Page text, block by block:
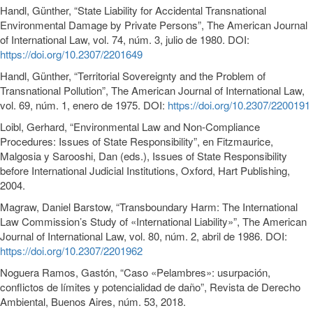
Handl, Günther, “State Liability for Accidental Transnational
Environmental Damage by Private Persons”, The American Journal
of International Law, vol. 74, núm. 3, julio de 1980. DOI:
https://doi.org/10.2307/2201649
Handl, Günther, “Territorial Sovereignty and the Problem of
Transnational Pollution”, The American Journal of International Law,
vol. 69, núm. 1, enero de 1975. DOI: https://doi.org/10.2307/2200191
Loibl, Gerhard, “Environmental Law and Non-Compliance
Procedures: Issues of State Responsibility”, en Fitzmaurice,
Malgosia y Sarooshi, Dan (eds.), Issues of State Responsibility
before International Judicial Institutions, Oxford, Hart Publishing,
2004.
Magraw, Daniel Barstow, “Transboundary Harm: The International
Law Commission’s Study of «International Liability»”, The American
Journal of International Law, vol. 80, núm. 2, abril de 1986. DOI:
https://doi.org/10.2307/2201962
Noguera Ramos, Gastón, “Caso «Pelambres»: usurpación,
conflictos de límites y potencialidad de daño”, Revista de Derecho
Ambiental, Buenos Aires, núm. 53, 2018.